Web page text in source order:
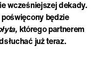
wcześniejszej dekady.
będzie
którego partnerem
już teraz.